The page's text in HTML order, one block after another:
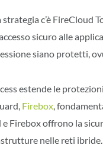
c’è FireCloud
sicuro alle
siano protetti,
estende le
Firebox,
e Firebox offrono la
nelle reti ibride.